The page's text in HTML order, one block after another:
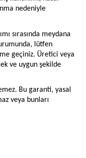
nedeniyle
sırasında meydana
lütfen
geçiniz. Üretici veya
ve uygun şekilde
Bu garanti, yasal
veya bunları